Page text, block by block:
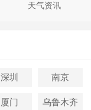
天气资讯
深圳 南京
厦门 乌鲁木齐